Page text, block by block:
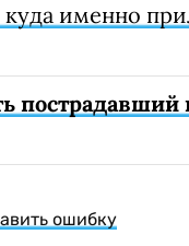
именно
пострадавший
ошибку